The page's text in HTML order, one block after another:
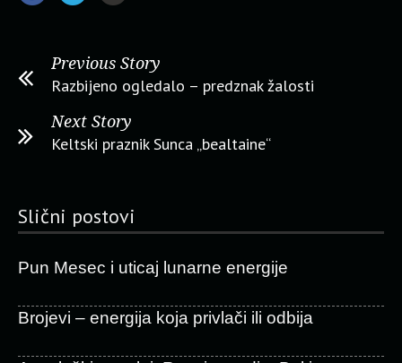
Previous Story
Razbijeno ogledalo – predznak žalosti
Next Story
Keltski praznik Sunca „bealtaine“
Slični postovi
Pun Mesec i uticaj lunarne energije
Brojevi – energija koja privlači ili odbija